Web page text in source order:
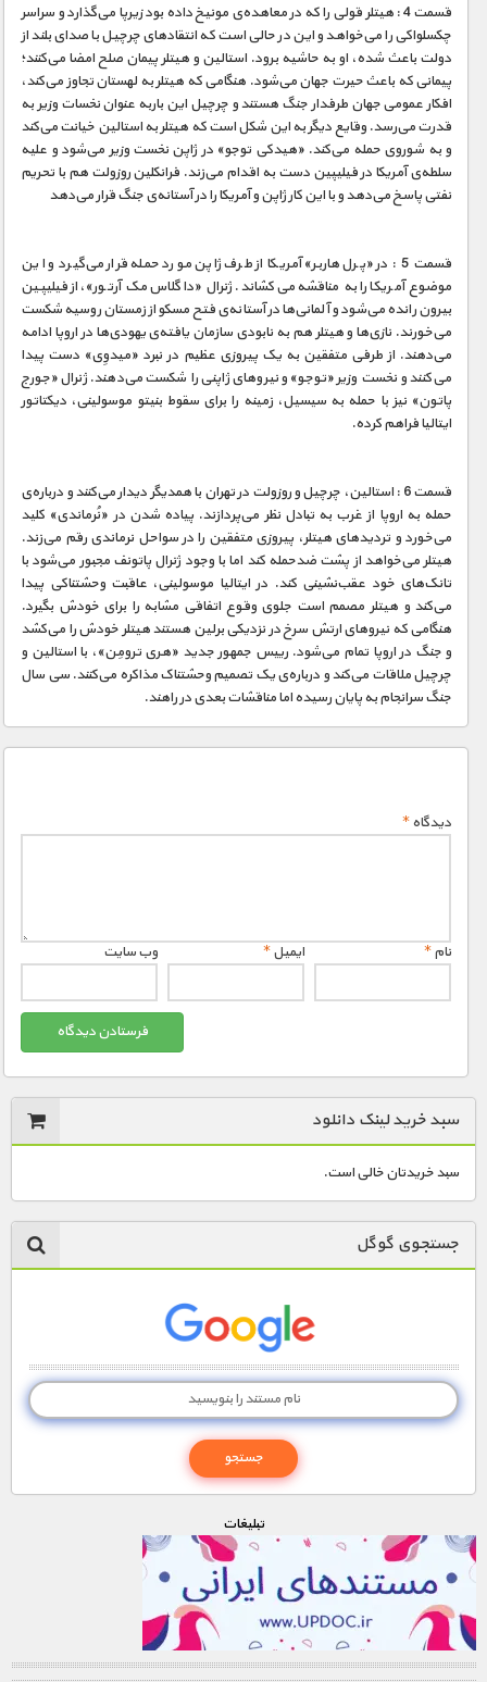
قسمت 4 : هیتلر قولی را که در معاهده‌ی مونیخ داده بود زیرپا می‌گذارد و سراسر
چکسلواکی را می‌خواهد و این در حالی‌‌ است که انتقادهای چرچیل با صدای بلند از
دولت باعث شده، او به حاشیه برود. استالین و هیتلر پیمان صلح امضا می‌کنند؛
پیمانی که باعث حیرت جهان می‌شود. هنگامی که هیتلر به لهستان تجاوز می‌کند،
افکار عمومی جهان طرفدار جنگ هستند و چرچیل این باربه عنوان نخسات وزیر به
قدرت می‌رسد. وقایع دیگر به این شکل است که هیتلر به استالین خیانت می‌کند
و به شوروی حمله می‌کند. «هیدکی توجو» در ژاپن نخست وزیر می‌شود و علیه
سلطه‌ی آمریکا در فیلیپین دست به اقدام می‌زند. فرانکلین روزولت هم با تحریم
نفتی پاسخ می‌دهد و با این کار ژاپن و آمریکا را در آستانه‌ی جنگ قرار می‌دهد
قسمت 5 : در «پرل هاربر» آمریکا از طرف ژاپن مورد حمله قرار می‌گیرد و این
موضوع آمریکا را به مناقشه می‌کشاند. ژنرال «داگلاس مک آرتور»، از فیلیپین
بیرون رانده می‌شود و آلمانی‌ها در آستانه‌ی فتح مسکو از زمستان روسیه شکست
می‌خورند. نازی‌ها و هیتلر هم به نابودی سازمان یافته‌ی یهودی‌ها در اروپا ادامه
می‌دهند. از طرفی متفقین به یک پیروزی عظیم در نبرد «میدوِی» دست پیدا
می‌کنند و نخست وزیر «توجو» و نیروهای ژاپنی را شکست می‌دهند. ژنرال «جورج
پاتون» نیز با حمله به سیسیل، زمینه را برای سقوط بنیتو موسولینی، دیکتاتور
ایتالیا فراهم کرده.
قسمت 6 : استالین، چرچیل و روزولت در تهران با همدیگر دیدار می‌کنند و درباره‌ی
حمله به اروپا از غرب به تبادل نظر می‌پردازند. پیاده شدن در «نُرماندی» کلید
می‌خورد و تردیدهای هیتلر، پیروزی متفقین را در سواحل نرماندی رقم می‌زند.
هیتلر می‌خواهد از پشت ضدحمله کند اما با وجود ژنرال پاتونف مجبور می‌شود با
تانک‌های خود عقب‌نشینی کند. در ایتالیا موسولینی، عاقبت وحشتناکی پیدا
می‌کند و هیتلر مصمم است جلوی وقوع اتفاقی مشابه را برای خودش بگیرد.
هنگامی که نیروهای ارتش سرخ در نزدیکی برلین هستند هیتلر خودش را می‌کشد
و جنگ در اروپا تمام می‌شود. رییس جمهور جدید «هری ترومِن»، با استالین و
چرچیل ملاقات می‌کند و درباره‌ی یک تصمیم وحشتناک مذاکره می‌کنند. سی سال
جنگ سرانجام به پایان رسیده اما مناقشات بعدی در راهند.
دیدگاه*
نام* ایمیل* وب‌ سایت
سبد خرید لینک دانلود
سبد خریدتان خالی است.
جستجوی گوگل
تبليغات